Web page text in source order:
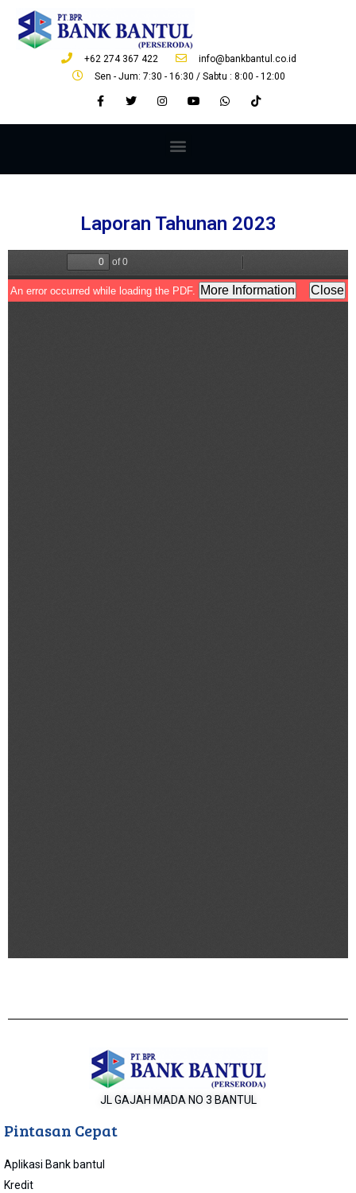
+62 274 367 422
info@bankbantul.co.id
Sen - Jum: 7:30 - 16:30 / Sabtu : 8:00 - 12:00
Laporan Tahunan 2023
JL GAJAH MADA NO 3 BANTUL
Pintasan Cepat
Aplikasi Bank bantul
Kredit